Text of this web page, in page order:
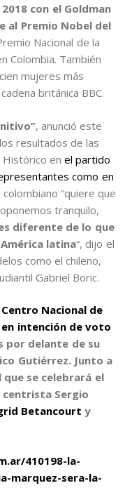
con el Goldman
al Premio Nobel del
Nacional de la
Colombia. También
mujeres más
británica BBC.
, anunció este
resultados de las
Histórico enel partido
como en
“quiere que
tranquilo,
diferente de lo que
latina“, dijo el
como el chileno,
Gabriel Boric.
Nacional de
intención de voto
por delante de su
Gutiérrez. Junto a
se celebrará el
centrista Sergio
Betancourt y
410198-la-
marquez-sera-la-